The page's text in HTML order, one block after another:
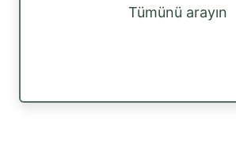
Tümünü arayın